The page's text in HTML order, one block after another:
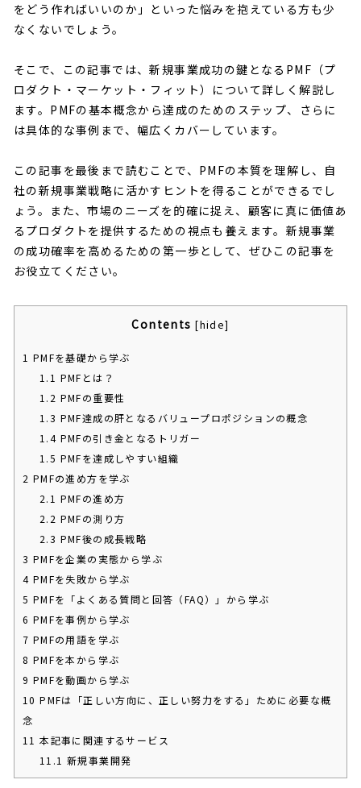
をどう作ればいいのか」といった悩みを抱えている方も少
なくないでしょう。
そこで、この記事では、新規事業成功の鍵となるPMF（プ
ロダクト・マーケット・フィット）について詳しく解説し
ます。PMFの基本概念から達成のためのステップ、さらに
は具体的な事例まで、幅広くカバーしています。
この記事を最後まで読むことで、PMFの本質を理解し、自
社の新規事業戦略に活かすヒントを得ることができるでし
ょう。また、市場のニーズを的確に捉え、顧客に真に価値あ
るプロダクトを提供するための視点も養えます。新規事業
の成功確率を高めるための第一歩として、ぜひこの記事を
お役立てください。
Contents [hide]
1 PMFを基礎から学ぶ
1.1 PMFとは？
1.2 PMFの重要性
1.3 PMF達成の肝となるバリュープロポジションの概念
1.4 PMFの引き金となるトリガー
1.5 PMFを達成しやすい組織
2 PMFの進め方を学ぶ
2.1 PMFの進め方
2.2 PMFの測り方
2.3 PMF後の成長戦略
3 PMFを企業の実態から学ぶ
4 PMFを失敗から学ぶ
5 PMFを「よくある質問と回答（FAQ）」から学ぶ
6 PMFを事例から学ぶ
7 PMFの用語を学ぶ
8 PMFを本から学ぶ
9 PMFを動画から学ぶ
10 PMFは「正しい方向に、正しい努力をする」ために必要な概
念
11 本記事に関連するサービス
11.1 新規事業開発